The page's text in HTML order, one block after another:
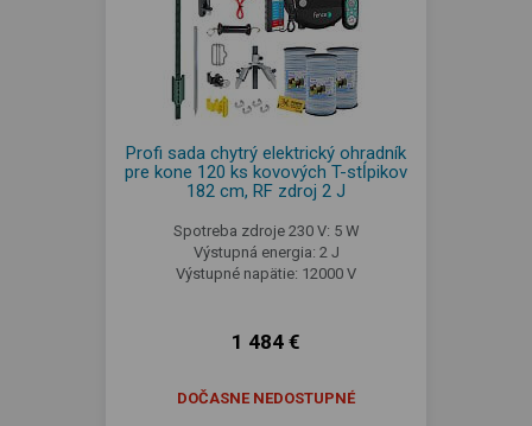
Profi sada chytrý elektrický ohradník
pre kone 120 ks kovových T-stĺpikov
182 cm, RF zdroj 2 J
Spotreba zdroje 230 V: 5 W
Výstupná energia: 2 J
Výstupné napätie: 12000 V
1 484 €
DOČASNE NEDOSTUPNÉ